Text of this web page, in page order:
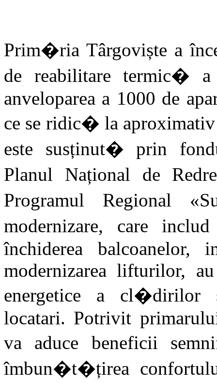
Prim�ria Târgoviște a
de reabilitare termic�
anveloparea a 1000 de
ce se ridic� la
este susținut� prin
Planul Național de
Programul Regional
modernizare, care
închiderea balcoanelor,
modernizarea lifturilor,
energetice a cl�dirilor
locatari. Potrivit
va aduce beneficii
îmbun�t�țirea